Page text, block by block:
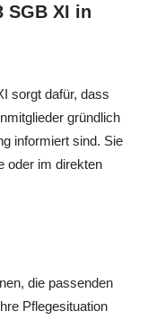
SGB XI in
sorgt dafür, dass
gründlich
informiert sind. Sie
oder im direkten
die passenden
Pflegesituation